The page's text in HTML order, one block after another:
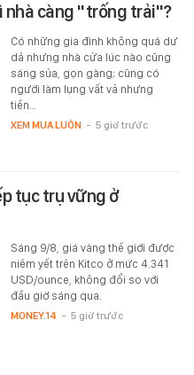
nhà càng "trống trải"?
Có những gia đình không quá dư
dả nhưng nhà cửa lúc nào cũng
sáng sủa, gọn gàng; cũng có
người làm lụng vất vả nhưng
tiền…
XEM MUA LUÔN - 5 giờ trước
tục trụ vững ở
Sáng 9/8, giá vàng thế giới được
niêm yết trên Kitco ở mức 4.341
USD/ounce, không đổi so với
đầu giờ sáng qua.
MONEY.14 - 5 giờ trước